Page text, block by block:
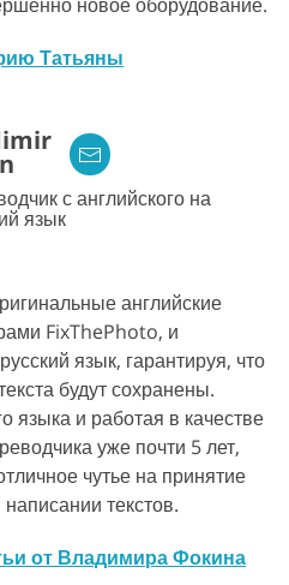
новое оборудование.
Татьяны
с английского на
язык
английские
FixThePhoto, и
язык, гарантируя, что
будут сохранены.
языка и работая в качестве
уже почти 5 лет,
чутье на принятие
текстов.
от Владимира Фокина